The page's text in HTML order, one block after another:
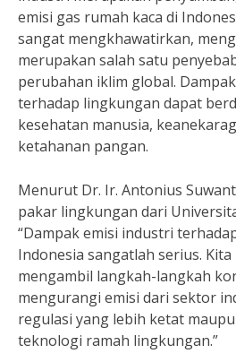
emisi gas rumah kaca di
sangat mengkhawatirkan,
merupakan salah satu
perubahan iklim global.
terhadap lingkungan dapat
kesehatan manusia,
ketahanan pangan.
Menurut Dr. Ir. Antonius
pakar lingkungan dari
“Dampak emisi industri
Indonesia sangatlah serius.
mengambil langkah-langkah
mengurangi emisi dari sektor
regulasi yang lebih ketat
teknologi ramah lingkungan.”